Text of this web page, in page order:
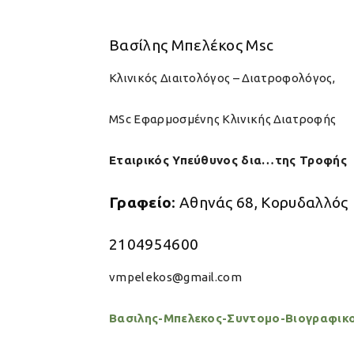
Βασίλης Μπελέκος Msc
Κλινικός Διαιτολόγος – Διατροφολόγος,
MSc Εφαρμοσμένης Κλινικής Διατροφής
Εταιρικός Υπεύθυνος δια…της Τροφής
Γραφείο: Αθηνάς 68, Κορυδαλλός
2104954600
vmpelekos@gmail.com
Βασιλης-Μπελεκος-Συντομο-